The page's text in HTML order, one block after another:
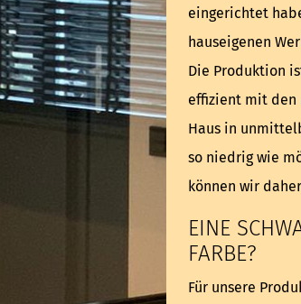
eingerichtet
hauseigenen
Die Produktion
effizient mit den
Haus in
so niedrig wie
können wir
EINE
FARBE?
Für unsere